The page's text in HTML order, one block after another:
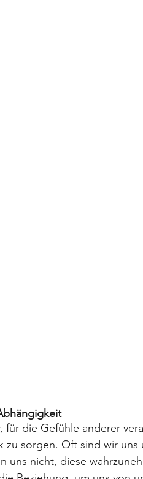
für die Gefühle anderer
zu sorgen. Oft sind wir
uns nicht, diese